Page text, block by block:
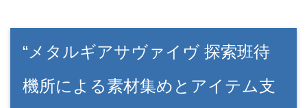
“メタルギアサヴァイヴ 探索班待
機所による素材集めとアイテム支